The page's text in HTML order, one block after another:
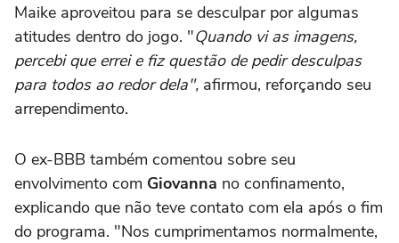
Maike aproveitou para se desculpar por algumas
atitudes dentro do jogo. "Quando vi as imagens,
percebi que errei e fiz questão de pedir desculpas
para todos ao redor dela", afirmou, reforçando seu
arrependimento.
O ex-BBB também comentou sobre seu
envolvimento com Giovanna no confinamento,
explicando que não teve contato com ela após o fim
do programa. "Nos cumprimentamos normalmente,